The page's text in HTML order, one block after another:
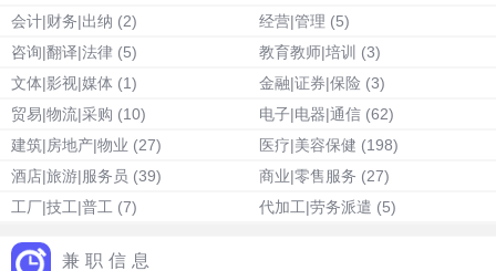
会计|财务|出纳 (2) 经营|管理 (5)
咨询|翻译|法律 (5) 教育教师|培训 (3)
文体|影视|媒体 (1) 金融|证券|保险 (3)
贸易|物流|采购 (10) 电子|电器|通信 (62)
建筑|房地产|物业 (27) 医疗|美容保健 (198)
酒店|旅游|服务员 (39) 商业|零售服务 (27)
工厂|技工|普工 (7) 代加工|劳务派遣 (5)
兼职信息